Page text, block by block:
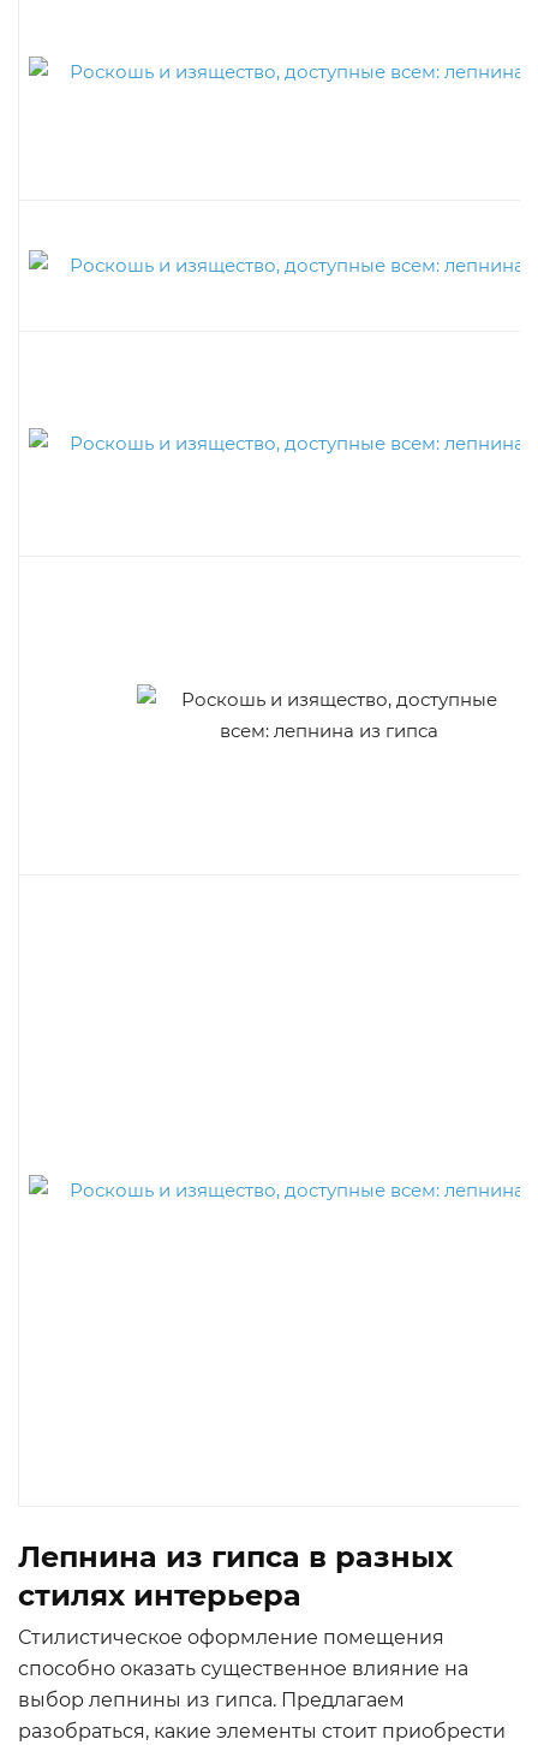
Лепнина из гипса в разных
стилях интерьера
Стилистическое оформление помещения
способно оказать существенное влияние на
выбор лепнины из гипса. Предлагаем
разобраться, какие элементы стоит приобрести